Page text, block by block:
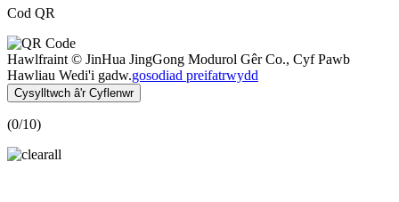
Cod QR
Hawlfraint © JinHua JingGong Modurol Gêr Co., Cyf Pawb
Hawliau Wedi'i gadw.gosodiad preifatrwydd
Cysylltwch â'r Cyflenwr
(0/10)